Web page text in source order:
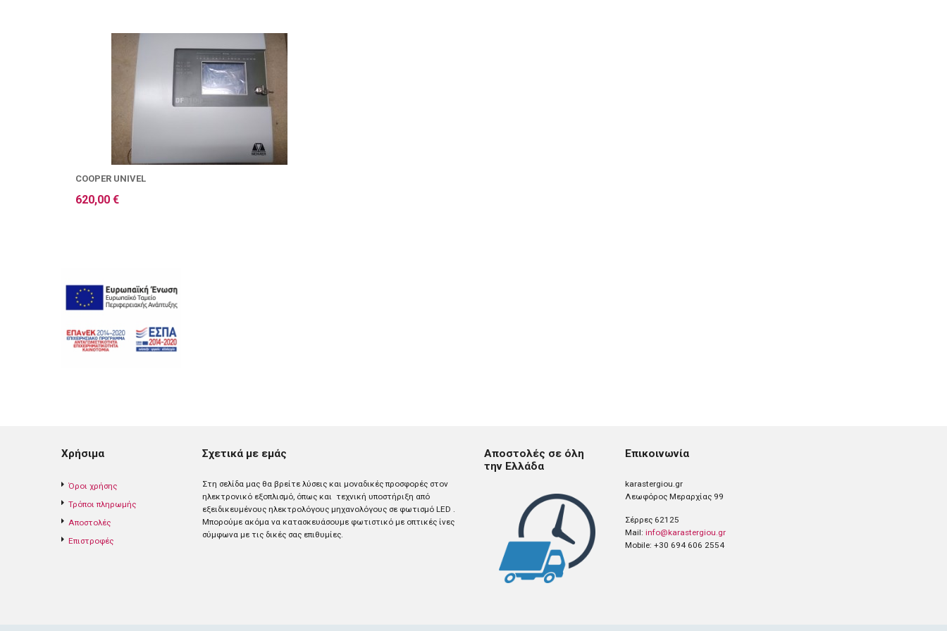
COOPER UNIVEL
620,00 €
Χρήσιμα
Όροι χρήσης
Τρόποι πληρωμής
Αποστολές
Επιστροφές
Σχετικά με εμάς
Στη σελίδα μας θα βρείτε λύσεις και μοναδικές προσφορές στον
ηλεκτρονικό εξοπλισμό, όπως και τεχνική υποστήριξη από
εξειδικευμένους ηλεκτρολόγους μηχανολόγους σε φωτισμό LED .
Mπορούμε ακόμα να κατασκευάσουμε φωτιστικό με οπτικές ίνες
σύμφωνα με τις δικές σας επιθυμίες.
Αποστολές σε όλη
την Ελλάδα
Επικοινωνία
karastergiou.gr
Λεωφόρος Μεραρχίας 99
Σέρρες 62125
Mail: info@karastergiou.gr
Mobile: +30 694 606 2554